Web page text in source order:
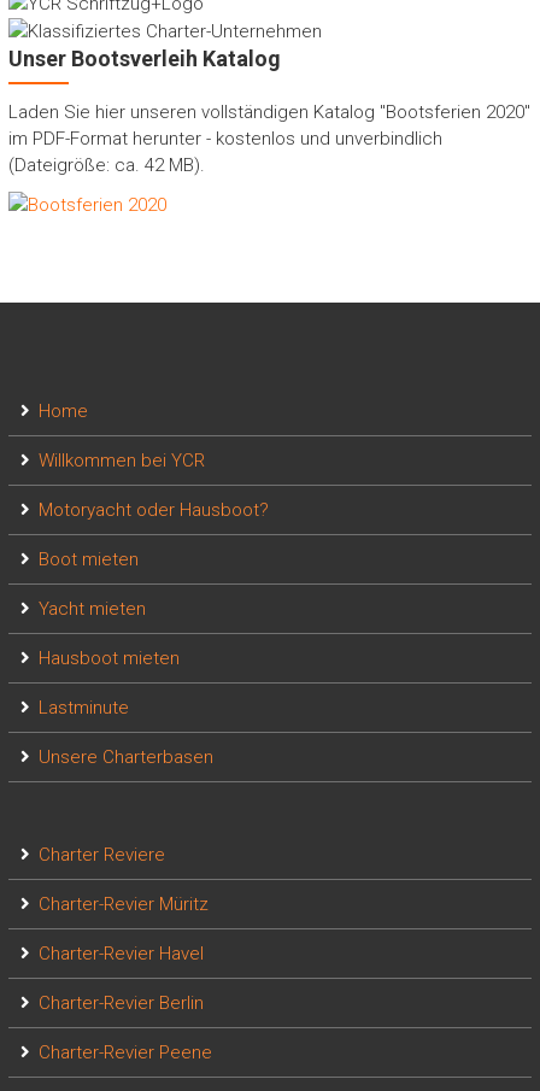
Unser Bootsverleih Katalog
Laden Sie hier unseren vollständigen Katalog "Bootsferien 2020"
im PDF-Format herunter - kostenlos und unverbindlich
(Dateigröße: ca. 42 MB).
Home
Willkommen bei YCR
Motoryacht oder Hausboot?
Boot mieten
Yacht mieten
Hausboot mieten
Lastminute
Unsere Charterbasen
Charter Reviere
Charter-Revier Müritz
Charter-Revier Havel
Charter-Revier Berlin
Charter-Revier Peene